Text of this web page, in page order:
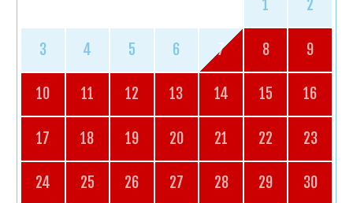
1 2
3 4 5 6 7 8 9
10 11 12 13 14 15 16
17 18 19 20 21 22 23
24 25 26 27 28 29 30